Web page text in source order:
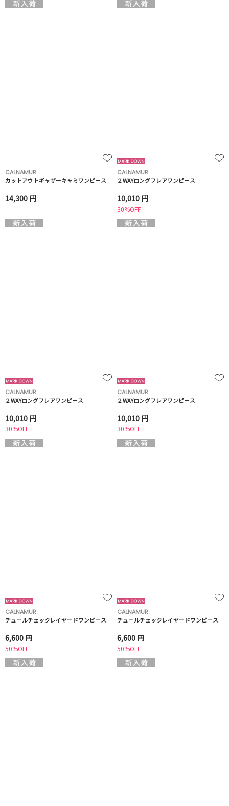
CALNAMUR
カットアウトギャザーキャミワンピース
14,300 円
CALNAMUR
２WAYロングフレアワンピース
10,010 円
30%OFF
CALNAMUR
２WAYロングフレアワンピース
10,010 円
30%OFF
CALNAMUR
２WAYロングフレアワンピース
10,010 円
30%OFF
CALNAMUR
チュールチェックレイヤードワンピース
6,600 円
50%OFF
CALNAMUR
チュールチェックレイヤードワンピース
6,600 円
50%OFF